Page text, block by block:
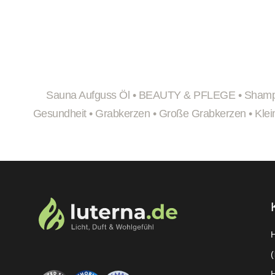
Sauna Aufguss Öl • BEAUTY & PFLEGE •
Gesundheit• Grabkerzen • Große Grabkerzen •